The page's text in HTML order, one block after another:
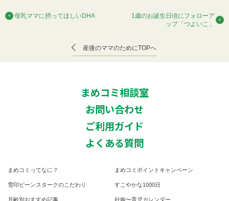
母乳ママに摂ってほしいDHA
1歳のお誕生日頃にフォローア
ップ「つよいこ」
産後のママのためにTOPへ
まめコミ相談室
お問い合わせ
ご利用ガイド
よくある質問
まめコミってなに？ まめコミポイントキャンペーン
雪印ビーンスタークのこだわり すこやかな1000日
月齢別おすすめ記事 妊娠〜育児カレンダー